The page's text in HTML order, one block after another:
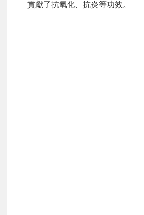
貢獻了抗氧化、抗炎等功效。